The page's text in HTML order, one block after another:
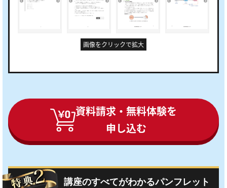
画像をクリックで拡大
資料請求・無料体験を
申し込む
講座のすべてがわかるパンフレット